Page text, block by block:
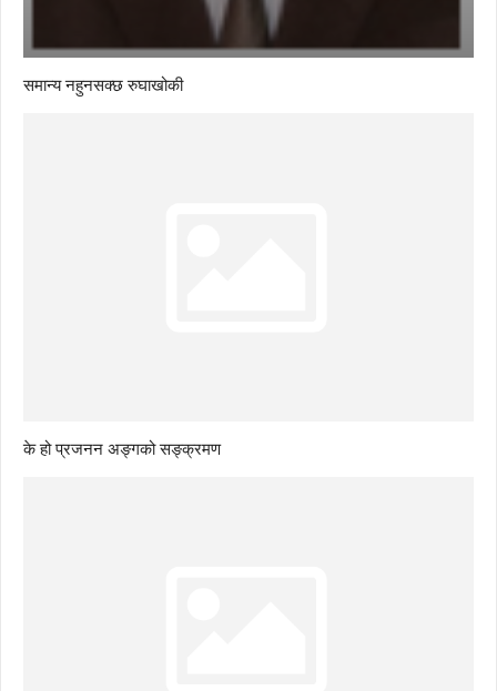
समान्य नहुनसक्छ रुघाखोकी
के हो प्रजनन अङ्गको सङ्क्रमण